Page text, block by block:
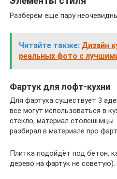
Разберём ещё пару
Читайте также: Дизайн
реальных фото с
Фартук для лофт-кухни
Для фартука существует 3
все могут использоваться в
стекло, материал
разбирал в материале про
Плитка подойдёт под бетон,
дерево на фартук не советую).